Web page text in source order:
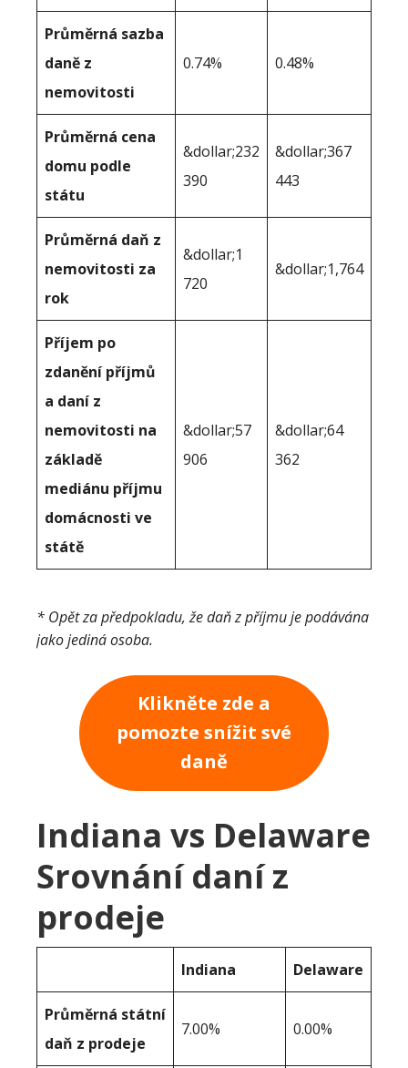
Průměrná sazba
daně z
nemovitosti
0.74% 0.48%
Průměrná cena
domu podle
státu
&dollar;232
390
&dollar;367
443
Průměrná daň z
nemovitosti za
rok
&dollar;1
720
&dollar;1,764
Příjem po
zdanění příjmů
a daní z
nemovitosti na
základě
mediánu příjmu
domácnosti ve
státě
&dollar;57
906
&dollar;64
362
* Opět za předpokladu, že daň z příjmu je podávána
jako jediná osoba.
Klikněte zde a
pomozte snížit své
daně
Indiana vs Delaware
Srovnání daní z
prodeje
Indiana Delaware
Průměrná státní
daň z prodeje
7.00% 0.00%